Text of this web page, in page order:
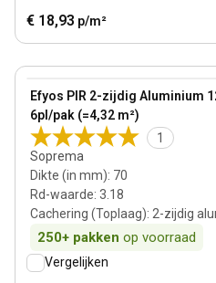
€ 18,93 p/m²
Efyos PIR 2-zijdig Aluminium
6pl/pak (=4,32 m²)
1
Soprema
Dikte (in mm): 70
Rd-waarde: 3.18
Cachering (Toplaag): 2-zijdig
250+ pakken op voorraad
View product
Vergelijken